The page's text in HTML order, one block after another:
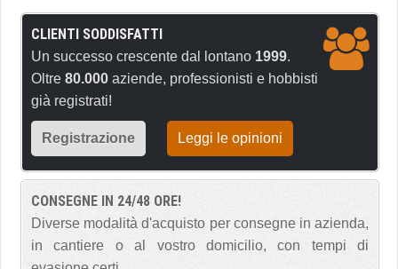
CLIENTI SODDISFATTI
Un successo crescente dal lontano 1999.
Oltre 80.000 aziende, professionisti e hobbisti
già registrati!
Registrazione Leggi le opinioni
CONSEGNE IN 24/48 ORE!
Diverse modalità d'acquisto per consegne in azienda,
in cantiere o al vostro domicilio, con tempi di